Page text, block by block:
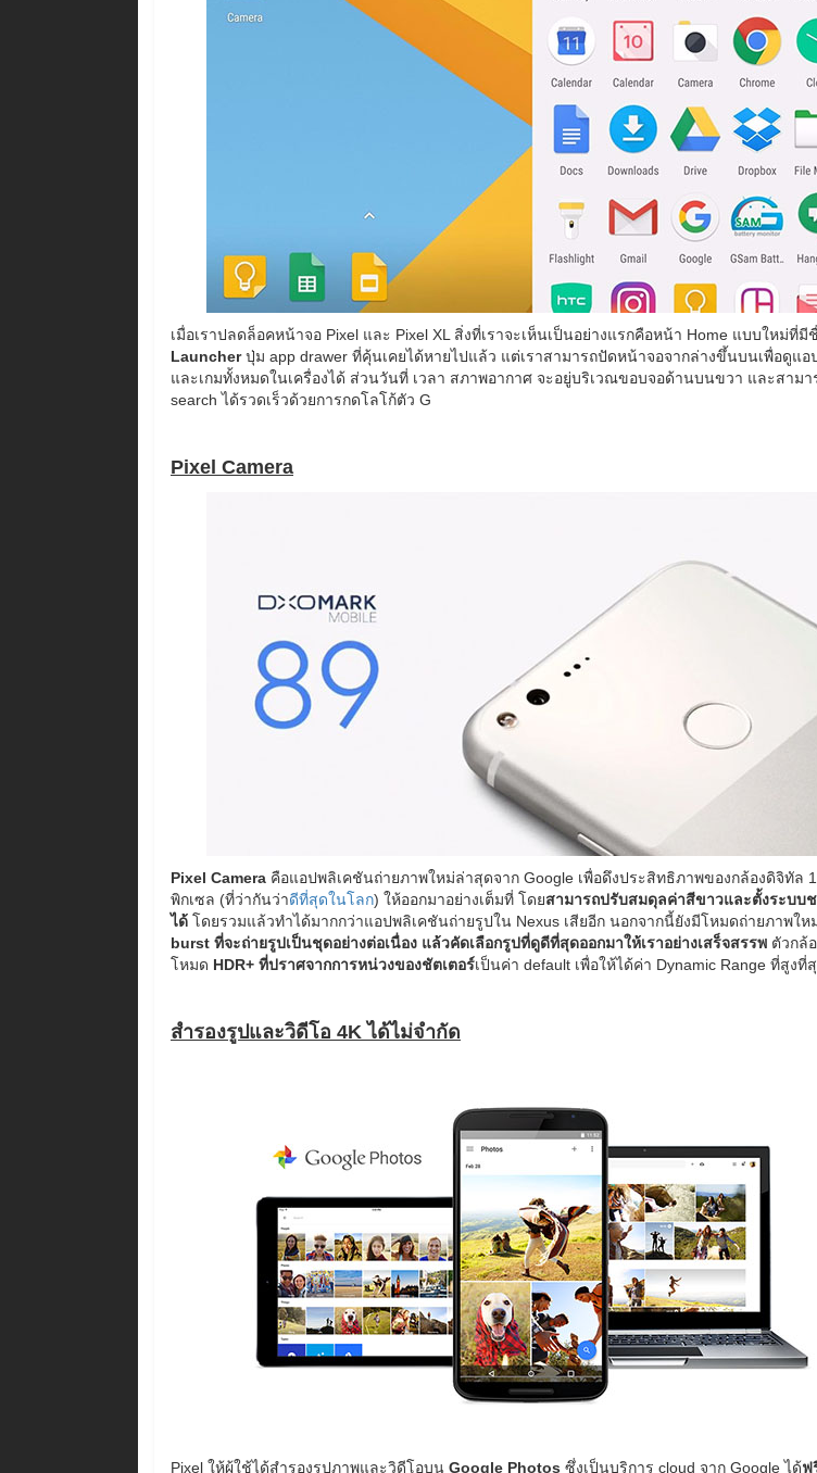
เมื่อเราปลดล็อคหน้าจอ Pixel และ Pixel XL สิ่งที่เราจะเห็นเป็นอย่างแรกคือหน้า Home แบบใหม่ที่มี
Launcherปุ่ม app drawer ที่คุ้นเคยได้หายไปแล้ว แต่เราสามารถปัดหน้าจอจากล่างขึ้นบนเพื่อดูแอ
และเกมทั้งหมดในเครื่องได้ ส่วนวันที่ เวลา สภาพอากาศ จะอยู่บริเวณขอบจอด้านบนขวา และสามา
search ได้รวดเร็วด้วยการกดโลโก้ตัว G
Pixel Camera
Pixel Camera คือแอปพลิเคชันถ่ายภาพใหม่ล่าสุดจาก Google เพื่อดึงประสิทธิภาพของกล้องดิจิทัล
พิกเซล (ที่ว่ากันว่าดีที่สุดในโลก) ให้ออกมาอย่างเต็มที่ โดยสามารถปรับสมดุลค่าสีขาวและตั้งระบบ
ได้ โดยรวมแล้วทำได้มากกว่าแอปพลิเคชันถ่ายรูปใน Nexus เสียอีก นอกจากนี้ยังมีโหมดถ่ายภาพให
burst ที่จะถ่ายรูปเป็นชุดอย่างต่อเนื่อง แล้วคัดเลือกรูปที่ดูดีที่สุดออกมาให้เราอย่างเสร็จสรรพ ตัวกล้
โหมด HDR+ ที่ปราศจากการหน่วงของชัตเตอร์เป็นค่า default เพื่อให้ได้ค่า Dynamic Range ที่สูงที่
สำรองรูปและวิดีโอ 4K ได้ไม่จำกัด
Pixel ให้ผู้ใช้ได้สำรองรูปภาพและวิดีโอบน Google Photos ซึ่งเป็นบริการ cloud จาก Google ได้ฟ